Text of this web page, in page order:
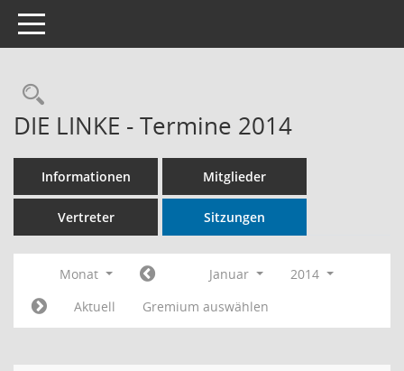
Toggle navigation
Rechercheauswahl
DIE LINKE - Termine 2014
Informationen Mitglieder
Vertreter Sitzungen
Monat Januar
2014
Aktuell
Gremium auswählen